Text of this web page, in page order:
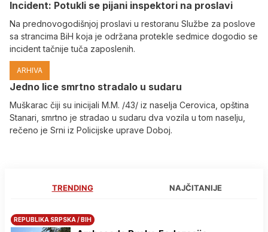
Incident: Potukli se pijani inspektori na proslavi
Na prednovogodišnjoj proslavi u restoranu Službe za poslove
sa strancima BiH koja je održana protekle sedmice dogodio se
incident tačnije tuča zaposlenih.
ARHIVA
Јedno lice smrtno stradalo u sudaru
Muškarac čiji su inicijali M.M. /43/ iz naselja Cerovica, opština
Stanari, smrtno je stradao u sudaru dva vozila u tom naselju,
rečeno je Srni iz Policijske uprave Doboj.
TRENDING NAJČITANIJE
REPUBLIKA SRPSKA / BIH